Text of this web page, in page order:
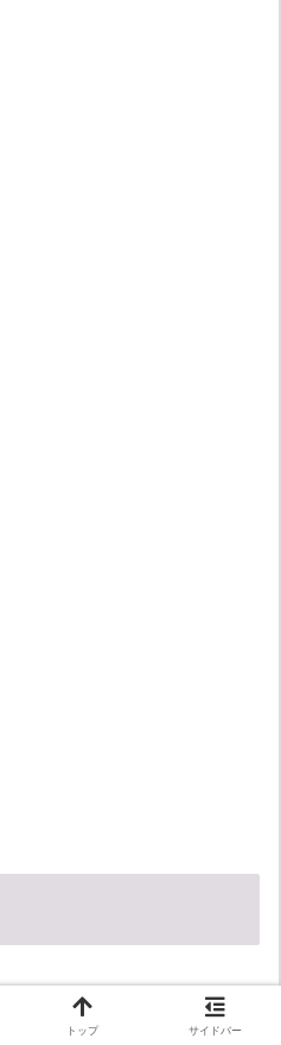
トップ サイドバー